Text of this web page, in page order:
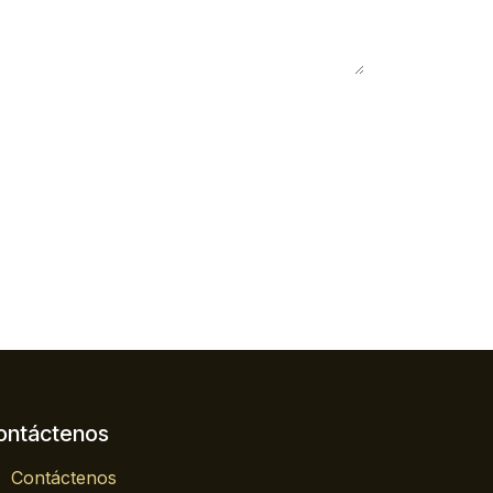
Contáctenos